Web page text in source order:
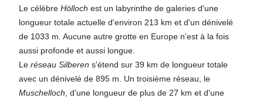
Le célèbre Hölloch est un labyrinthe de galeries d'une
longueur totale actuelle d'environ 213 km et d'un dénivelé
de 1033 m. Aucune autre grotte en Europe n'est à la fois
aussi profonde et aussi longue.
Le réseau Silberen s'étend sur 39 km de longueur totale
avec un dénivelé de 895 m. Un troisième réseau, le
Muschelloch, d'une longueur de plus de 27 km et d'une